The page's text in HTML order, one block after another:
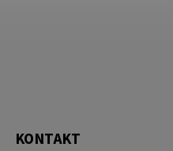
KONTAKT